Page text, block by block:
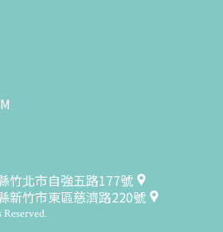
竹北市自強五路177號
新竹市東區慈濟路220號